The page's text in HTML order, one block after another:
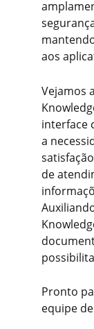
aos
Vejamos
interface
a
de
Pronto
equipe